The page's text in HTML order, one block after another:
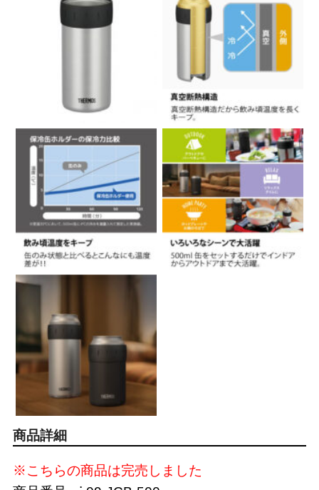
商品詳細
※こちらの商品は完売しました